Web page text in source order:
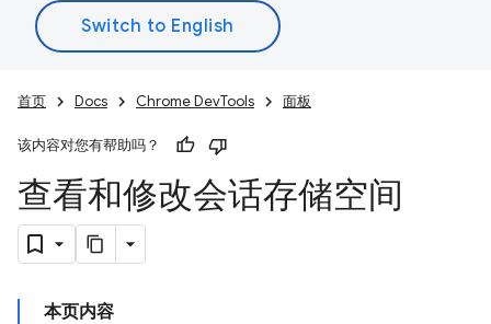
首页 Docs Chrome DevTools 面板
该内容对您有帮助吗？
查看和修改会话存储空间
本页内容